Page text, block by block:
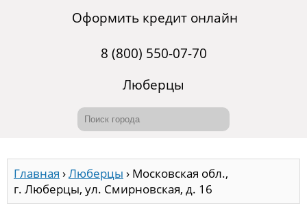
Оформить кредит онлайн
8 (800) 550-07-70
Люберцы
Главная ›Люберцы › Московская обл.,
г. Люберцы, ул. Смирновская, д. 16